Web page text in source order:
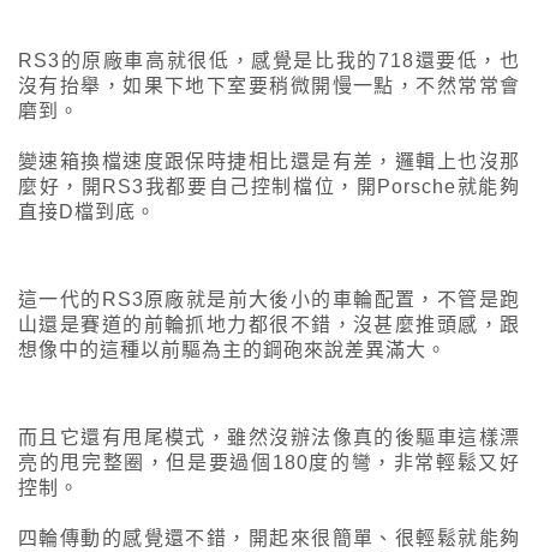
RS3的原廠車高就很低，感覺是比我的718還要低，也
沒有抬舉，如果下地下室要稍微開慢一點，不然常常會
磨到。
變速箱換檔速度跟保時捷相比還是有差，邏輯上也沒那
麼好，開RS3我都要自己控制檔位，開Porsche就能夠
直接D檔到底。
這一代的RS3原廠就是前大後小的車輪配置，不管是跑
山還是賽道的前輪抓地力都很不錯，沒甚麼推頭感，跟
想像中的這種以前驅為主的鋼砲來說差異滿大。
而且它還有甩尾模式，雖然沒辦法像真的後驅車這樣漂
亮的甩完整圈，但是要過個180度的彎，非常輕鬆又好
控制。
四輪傳動的感覺還不錯，開起來很簡單、很輕鬆就能夠